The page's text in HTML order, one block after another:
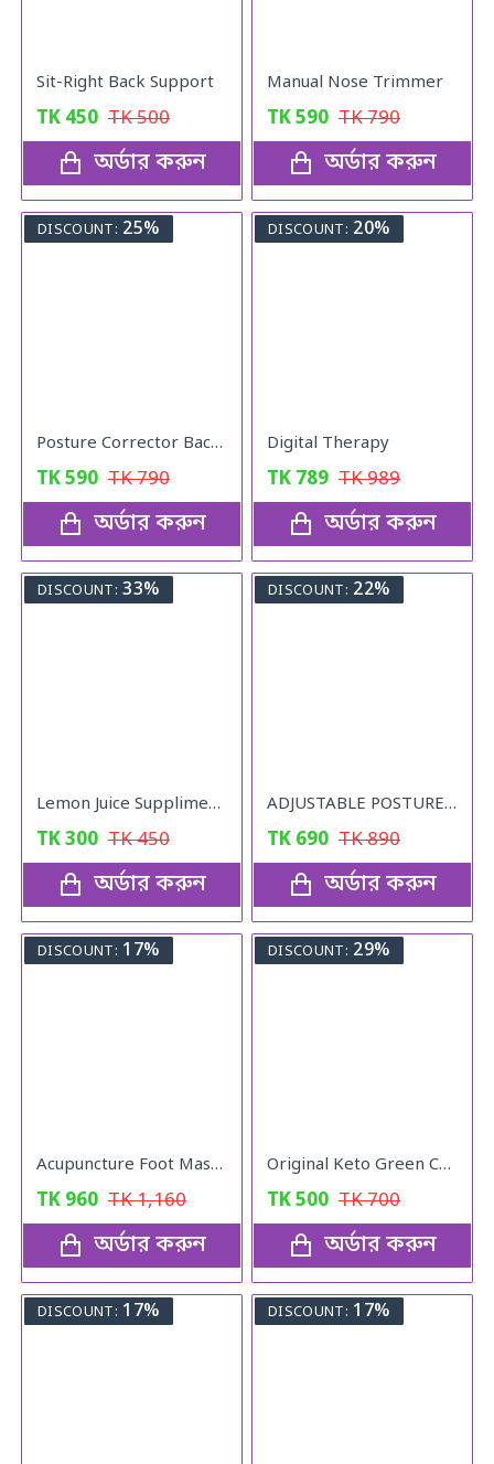
Sit-Right Back Support
TK 450 TK500
অর্ডার করুন
Manual Nose Trimmer
TK590 TK790
অর্ডার করুন
DISCOUNT: 25%
Posture Corrector Back Adjustable Posture
TK590 TK790
অর্ডার করুন
DISCOUNT: 20%
Digital Therapy
TK 789 TK989
অর্ডার করুন
DISCOUNT: 33%
Lemon Juice Suppliment Weight Loss Lemon Juice 120g
TK300 TK450
অর্ডার করুন
DISCOUNT: 22%
ADJUSTABLE POSTURE Back Support Belt (UNISEX)
TK 690 TK890
অর্ডার করুন
DISCOUNT: 17%
Acupuncture Foot Massager
TK 960 TK1,160
অর্ডার করুন
DISCOUNT: 29%
Original Keto Green Coffee weight loss
TK500 TK700
অর্ডার করুন
DISCOUNT: 17% DISCOUNT: 17%